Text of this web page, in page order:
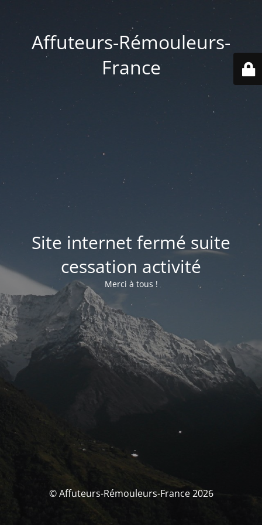
Affuteurs-Rémouleurs-
France
Site internet fermé suite
cessation activité
Merci à tous !
© Affuteurs-Rémouleurs-France 2026